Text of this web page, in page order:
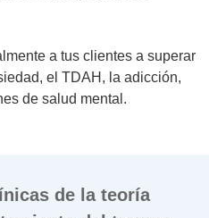
a tus clientes a superar
el TDAH, la adicción,
de salud mental.
de la teoría